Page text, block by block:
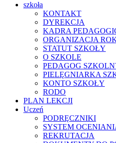
szkoła
KONTAKT
DYREKCJA
KADRA
ORGANIZACJA
STATUT SZKOŁY
O SZKOLE
PEDAGOG
PIELĘGNIARKA
KONTO SZKOŁY
RODO
PLAN LEKCJI
Uczeń
PODRĘCZNIKI
SYSTEM
REKRUTACJA